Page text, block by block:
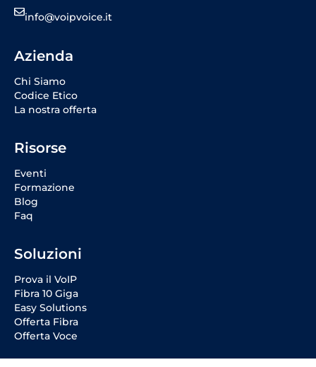
info@voipvoice.it
Azienda
Chi Siamo
Codice Etico
La nostra offerta
Risorse
Eventi
Formazione
Blog
Faq
Soluzioni
Prova il VoIP
Fibra 10 Giga
Easy Solutions
Offerta Fibra
Offerta Voce